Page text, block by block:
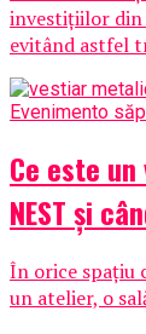
investițiilor din
evitând astfel
Evenimento
Ce este
NEST și
În orice spațiu
un atelier, o